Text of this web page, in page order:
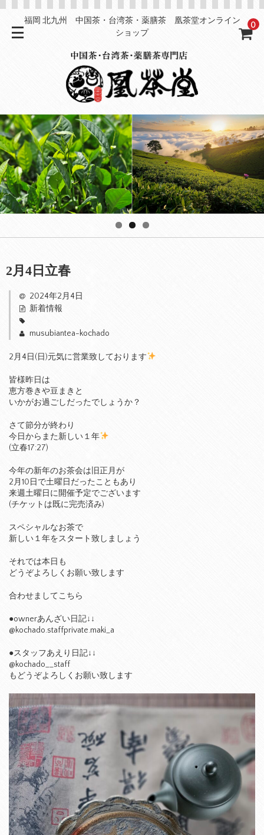
福岡 北九州 中国茶・台湾茶・薬膳茶 凰茶堂オンライン
ショップ
0
2月4日立春
2024年2月4日
新着情報
musubiantea-kochado
2月4日(日)元気に営業致しております
皆様昨日は
恵方巻きや豆まきと
いかがお過ごしだったでしょうか？
さて節分が終わり
今日からまた新しい１年
(立春17:27)
今年の新年のお茶会は旧正月が
2月10日で土曜日だったこともあり
来週土曜日に開催予定でございます
(チケットは既に完売済み)
スペシャルなお茶で
新しい１年をスタート致しましょう
それでは本日も
どうぞよろしくお願い致します
合わせましてこちら
●ownerあんざい日記↓↓
@kochado.staffprivate.maki_a
●スタッフあえり日記↓↓
@kochado__staff
もどうぞよろしくお願い致します